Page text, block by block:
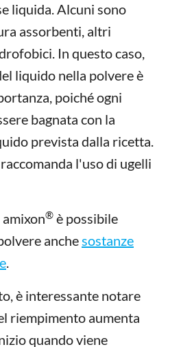
liquida. Alcuni sono
assorbenti, altri
In questo caso,
liquido nella polvere è
poiché ogni
bagnata con la
prevista dalla ricetta.
l'uso di ugelli
® è possibile
anchesostanze
.
è interessante notare
riempimento aumenta
quando viene